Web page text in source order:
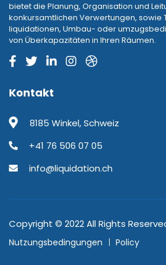
bietet die Planung, Organisation und
konkursamtlichen Verwertungen, sowie
liquidationen, Umbau- oder
von Überkapazitäten in Ihren Räumen.
Kontakt
8185 Winkel, Schweiz
+41 76 506 07 05
info@liquidation.ch
Copyright © 2022 All Rights
Nutzungsbedingungen Policy